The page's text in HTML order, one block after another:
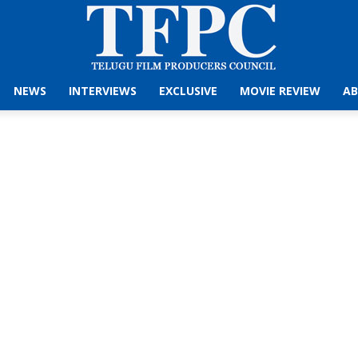
NEWS INTERVIEWS EXCLUSIVE MOVIE REVIEW